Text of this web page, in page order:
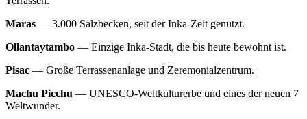
Maras — 3.000 Salzbecken, seit der Inka-Zeit genutzt.
Ollantaytambo — Einzige Inka-Stadt, die bis heute bewohnt ist.
Pisac — Große Terrassenanlage und Zeremonialzentrum.
Machu Picchu — UNESCO-Weltkulturerbe und eines der neuen 7
Weltwunder.